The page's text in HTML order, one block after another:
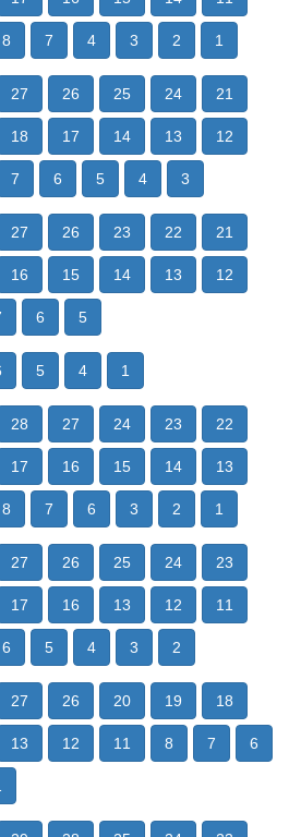
8 7 4 3 2 1
27 26 25 24 21
18 17 14 13 12
7 6 5 4 3
27 26 23 22 21
16 15 14 13 12
6 5
5 4 1
28 27 24 23 22
17 16 15 14 13
8 7 6 3 2 1
27 26 25 24 23
17 16 13 12 11
6 5 4 3 2
27 26 20 19 18
13 12 11 8 7 6